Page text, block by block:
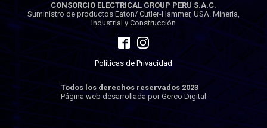
CONSORCIO ELECTRICAL GROUP PERU S.A.C.
Suministro de productos Eaton/ Cutler-Hammer, USA. Minería,
Industrial y Construcción
Políticas de Privacidad
Todos los derechos reservados 2023
Página web desarrollada por Gerco Digital